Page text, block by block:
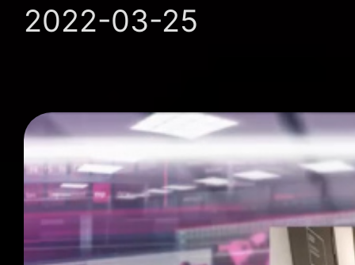
2022-03-25